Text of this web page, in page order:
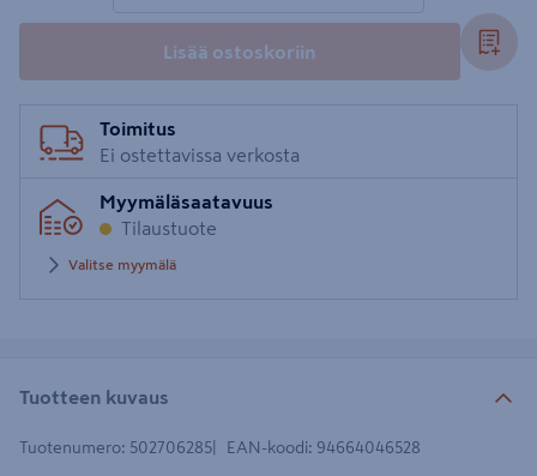
Lisää ostoskoriin
Toimitus
Ei ostettavissa verkosta
Myymäläsaatavuus
Tilaustuote
Valitse myymälä
Tuotteen kuvaus
Tuotenumero: 502706285 EAN-koodi: 94664046528